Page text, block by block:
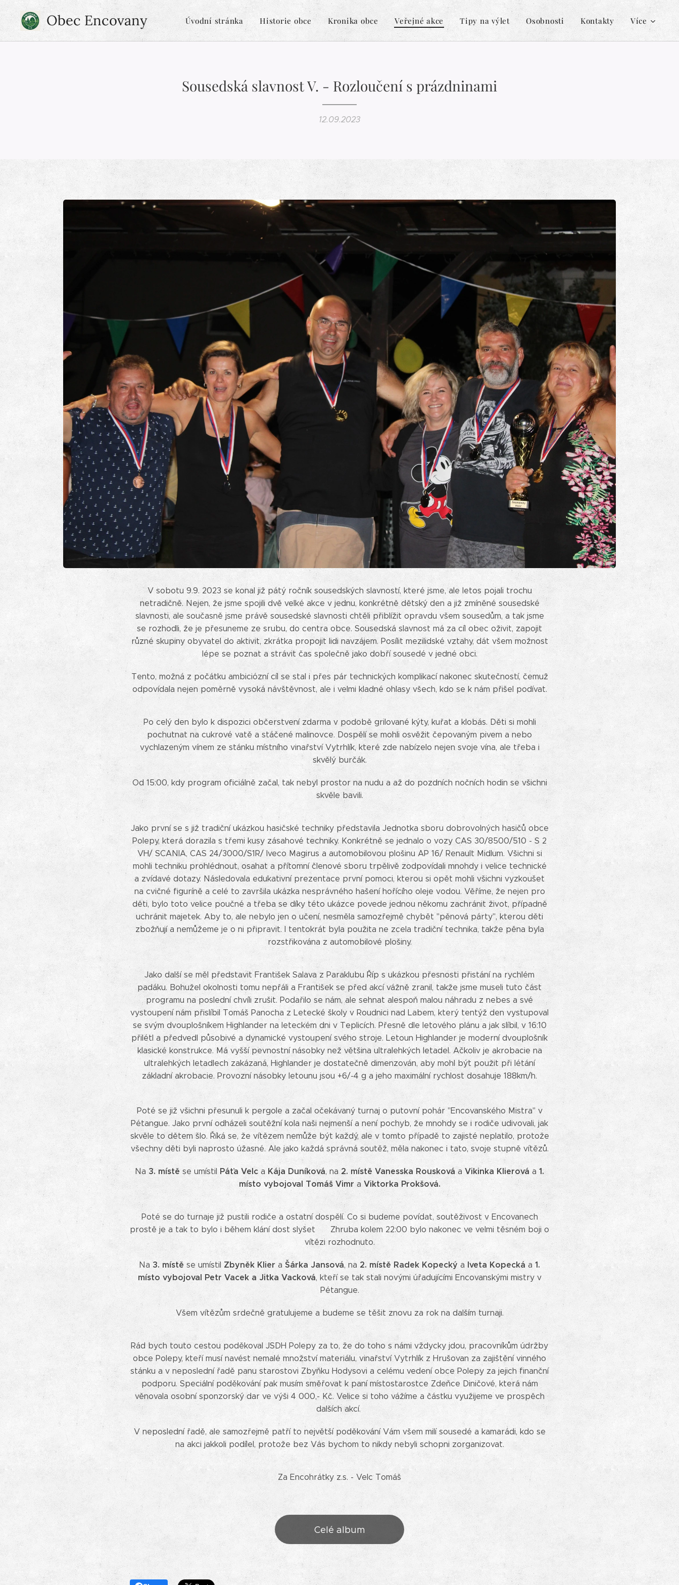
Obec Encovany Úvodní stránka Historie obce Kronika obce Veřejné akce Tipy na výlet Osobnosti Kontakty Více
Sousedská slavnost V. - Rozloučení s prázdninami
12.09.2023
V sobotu 9.9. 2023 se konal již pátý ročník sousedských slavností, které jsme, ale letos pojali trochu
netradičně. Nejen, že jsme spojili dvě velké akce v jednu, konkrétně dětský den a již zmíněné sousedské
slavnosti, ale současně jsme právě sousedské slavnosti chtěli přiblížit opravdu všem sousedům, a tak jsme
se rozhodli, že je přesuneme ze srubu, do centra obce. Sousedská slavnost má za cíl obec oživit, zapojit
různé skupiny obyvatel do aktivit, zkrátka propojit lidi navzájem. Posílit mezilidské vztahy, dát všem možnost
lépe se poznat a strávit čas společně jako dobří sousedé v jedné obci.
Tento, možná z počátku ambiciózní cíl se stal i přes pár technických komplikací nakonec skutečností, čemuž
odpovídala nejen poměrně vysoká návštěvnost, ale i velmi kladné ohlasy všech, kdo se k nám přišel podívat.
Po celý den bylo k dispozici občerstvení zdarma v podobě grilované kýty, kuřat a klobás. Děti si mohli
pochutnat na cukrové vatě a stáčené malinovce. Dospělí se mohli osvěžit čepovaným pivem a nebo
vychlazeným vínem ze stánku místního vinařství Vytrhlík, které zde nabízelo nejen svoje vína, ale třeba i
skvělý burčák.
Od 15:00, kdy program oficiálně začal, tak nebyl prostor na nudu a až do pozdních nočních hodin se všichni
skvěle bavili.
Jako první se s již tradiční ukázkou hasičské techniky představila Jednotka sboru dobrovolných hasičů obce
Polepy, která dorazila s třemi kusy zásahové techniky. Konkrétně se jednalo o vozy CAS 30/8500/510 - S 2
VH/ SCANIA, CAS 24/3000/S1R/ Iveco Magirus a automobilovou plošinu AP 16/ Renault Midlum. Všichni si
mohli techniku prohlédnout, osahat a přítomní členové sboru trpělivě zodpovídali mnohdy i velice technické
a zvídavé dotazy. Následovala edukativní prezentace první pomoci, kterou si opět mohli všichni vyzkoušet
na cvičné figuríně a celé to završila ukázka nesprávného hašení hořícího oleje vodou. Věříme, že nejen pro
děti, bylo toto velice poučné a třeba se díky této ukázce povede jednou někomu zachránit život, případně
uchránit majetek. Aby to, ale nebylo jen o učení, nesměla samozřejmě chybět "pěnová párty", kterou děti
zbožňují a nemůžeme je o ni připravit. I tentokrát byla použita ne zcela tradiční technika, takže pěna byla
rozstřikována z automobilové plošiny.
Jako další se měl představit František Salava z Paraklubu Říp s ukázkou přesnosti přistání na rychlém
padáku. Bohužel okolnosti tomu nepřáli a František se před akcí vážně zranil, takže jsme museli tuto část
programu na poslední chvíli zrušit. Podařilo se nám, ale sehnat alespoň malou náhradu z nebes a své
vystoupení nám přislíbil Tomáš Panocha z Letecké školy v Roudnici nad Labem, který tentýž den vystupoval
se svým dvouplošníkem Highlander na leteckém dni v Teplicích. Přesně dle letového plánu a jak slíbil, v 16:10
přilétl a předvedl působivé a dynamické vystoupení svého stroje. Letoun Highlander je moderní dvouplošník
klasické konstrukce. Má vyšší pevnostní násobky než většina ultralehkých letadel. Ačkoliv je akrobacie na
ultralehkých letadlech zakázaná, Highlander je dostatečně dimenzován, aby mohl být použit při létání
základní akrobacie. Provozní násobky letounu jsou +6/-4 g a jeho maximální rychlost dosahuje 188km/h.
Poté se již všichni přesunuli k pergole a začal očekávaný turnaj o putovní pohár "Encovanského Mistra" v
Pétangue. Jako první odházeli soutěžní kola naši nejmenší a není pochyb, že mnohdy se i rodiče udivovali, jak
skvěle to dětem šlo. Říká se, že vítězem nemůže být každý, ale v tomto případě to zajisté neplatilo, protože
všechny děti byli naprosto úžasné. Ale jako každá správná soutěž, měla nakonec i tato, svoje stupně vítězů.
Na 3. místě se umístil Páťa Velc a Kája Duníková, na 2. místě Vanesska Rouskováa Vikinka Klierová a 1.
místo vybojoval Tomáš Vimr a Viktorka Prokšová.
Poté se do turnaje již pustili rodiče a ostatní dospělí. Co si budeme povídat, soutěživost v Encovanech
prostě je a tak to bylo i během klání dost slyšet 😊 Zhruba kolem 22:00 bylo nakonec ve velmi těsném boji o
vítězi rozhodnuto.
Na 3. místě se umístil Zbyněk Klier a Šárka Jansová, na 2. místě Radek Kopecký a Iveta Kopecká a 1.
místo vybojoval Petr Vacek a Jitka Vacková, kteří se tak stali novými úřadujícími Encovanskými mistry v
Pétangue.
Všem vítězům srdečně gratulujeme a budeme se těšit znovu za rok na dalším turnaji.
Rád bych touto cestou poděkoval JSDH Polepy za to, že do toho s námi vždycky jdou, pracovníkům údržby
obce Polepy, kteří musí navést nemalé množství materiálu, vinařství Vytrhlík z Hrušovan za zajištění vinného
stánku a v neposlední řadě panu starostovi Zbyňku Hodysovi a celému vedení obce Polepy za jejich finanční
podporu. Speciální poděkování pak musím směřovat k paní místostarostce Zdeňce Diničové, která nám
věnovala osobní sponzorský dar ve výši 4 000,- Kč. Velice si toho vážíme a částku využijeme ve prospěch
dalších akcí.
V neposlední řadě, ale samozřejmě patří to největší poděkování Vám všem milí sousedé a kamarádi, kdo se
na akci jakkoli podílel, protože bez Vás bychom to nikdy nebyli schopni zorganizovat.
Za Encohrátky z.s. - Velc Tomáš
Celé album